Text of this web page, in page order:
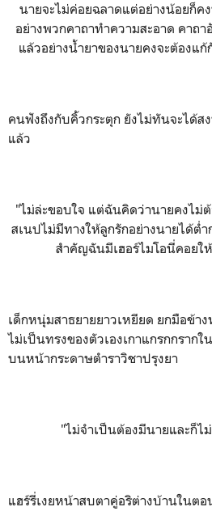
นายจะไม่ค่อยฉลาดแต่อย่างน้อยก็ค
อย่างพวกคาถาทำความสะอาด คาถา
แล้วอย่างน้ำยาของนายคงจะต้องแ
คนฟังถึงกับคิ้วกระตุก ยังไม่ทันจะได้ส
แล้ว
"ไม่ล่ะขอบใจ แต่ฉันคิดว่านายคงไม่
สเนปไม่มีทางให้ลูกรักอย่างนายได้ต่
สำคัญฉันมีเฮอร์ไมโอนี่คอยใ
เด็กหนุ่มสาธยายยาวเหยียด ยกมือข้า
ไม่เป็นทรงของตัวเองเกาแกรกกราก
บนหน้ากระดาษตำราวิชาปรุงยา
"ไม่จำเป็นต้องมีนายและก็ไ
แฮร์รี่เงยหน้าสบตาคู่อริต่างบ้านในต